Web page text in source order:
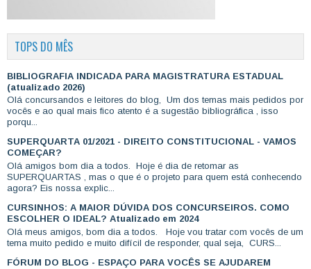
TOPS DO MÊS
BIBLIOGRAFIA INDICADA PARA MAGISTRATURA ESTADUAL
(atualizado 2026)
Olá concursandos e leitores do blog, Um dos temas mais pedidos por
vocês e ao qual mais fico atento é a sugestão bibliográfica , isso
porqu...
SUPERQUARTA 01/2021 - DIREITO CONSTITUCIONAL - VAMOS
COMEÇAR?
Olá amigos bom dia a todos. Hoje é dia de retomar as
SUPERQUARTAS , mas o que é o projeto para quem está conhecendo
agora? Eis nossa explic...
CURSINHOS: A MAIOR DÚVIDA DOS CONCURSEIROS. COMO
ESCOLHER O IDEAL? Atualizado em 2024
Olá meus amigos, bom dia a todos. Hoje vou tratar com vocês de um
tema muito pedido e muito difícil de responder, qual seja, CURS...
FÓRUM DO BLOG - ESPAÇO PARA VOCÊS SE AJUDAREM